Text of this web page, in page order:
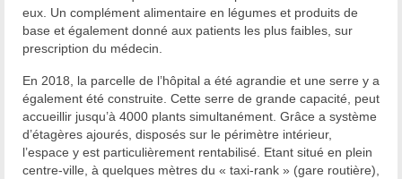
eux. Un complément alimentaire en légumes et produits de
base et également donné aux patients les plus faibles, sur
prescription du médecin.
En 2018, la parcelle de l’hôpital a été agrandie et une serre y a
également été construite. Cette serre de grande capacité, peut
accueillir jusqu’à 4000 plants simultanément. Grâce a système
d’étagères ajourés, disposés sur le périmètre intérieur,
l’espace y est particulièrement rentabilisé. Etant situé en plein
centre-ville, à quelques mètres du « taxi-rank » (gare routière),